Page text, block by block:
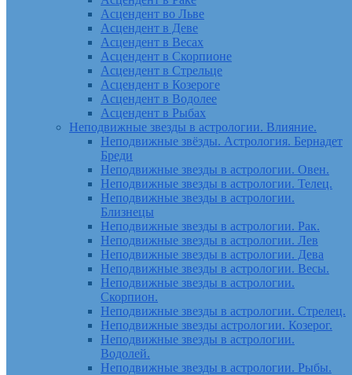
Асцендент во Льве
Асцендент в Деве
Асцендент в Весах
Асцендент в Скорпионе
Асцендент в Стрельце
Асцендент в Козероге
Асцендент в Водолее
Асцендент в Рыбах
Неподвижные звезды в астрологии. Влияние.
Неподвижные звёзды. Астрология. Бернадет
Бреди
Неподвижные звезды в астрологии. Овен.
Неподвижные звезды в астрологии. Телец.
Неподвижные звезды в астрологии.
Близнецы
Неподвижные звезды в астрологии. Рак.
Неподвижные звезды в астрологии. Лев
Неподвижные звезды в астрологии. Дева
Неподвижные звезды в астрологии. Весы.
Неподвижные звезды в астрологии.
Скорпион.
Неподвижные звезды в астрологии. Стрелец.
Неподвижные звезды астрологии. Козерог.
Неподвижные звезды в астрологии.
Водолей.
Неподвижные звезды в астрологии. Рыбы.